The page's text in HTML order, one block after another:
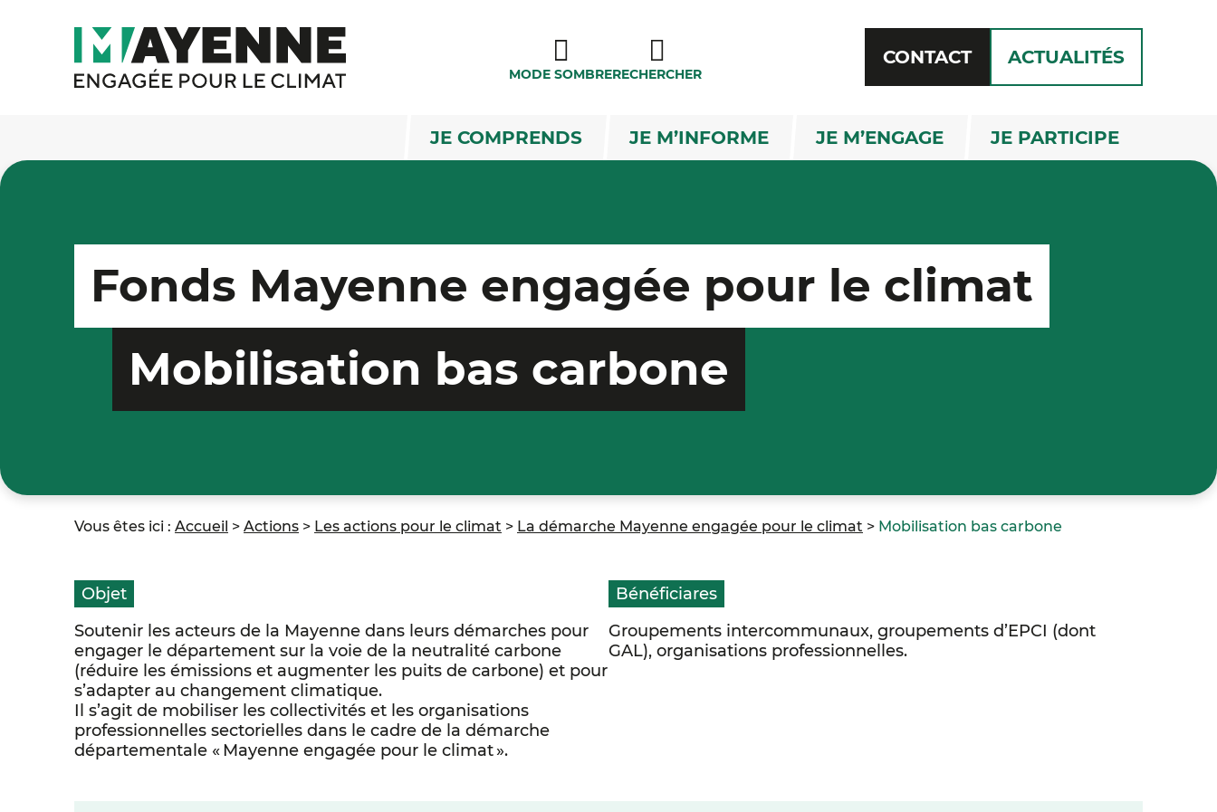
MODE SOMBRERECHERCHER
CONTACT ACTUALITÉS
JE COMPRENDS JE M’INFORME JE M’ENGAGE JE PARTICIPE
Fonds Mayenne engagée pour le climat
Mobilisation bas carbone
Vous êtes ici : Accueil > Actions > Les actions pour le climat > La démarche Mayenne engagée pour le climat > Mobilisation bas carbone
Objet
Soutenir les acteurs de la Mayenne dans leurs démarches pour
engager le département sur la voie de la neutralité carbone
(réduire les émissions et augmenter les puits de carbone) et pour
s’adapter au changement climatique.
Il s’agit de mobiliser les collectivités et les organisations
professionnelles sectorielles dans le cadre de la démarche
départementale « Mayenne engagée pour le climat ».
Bénéficiares
Groupements intercommunaux, groupements d’EPCI (dont
GAL), organisations professionnelles.